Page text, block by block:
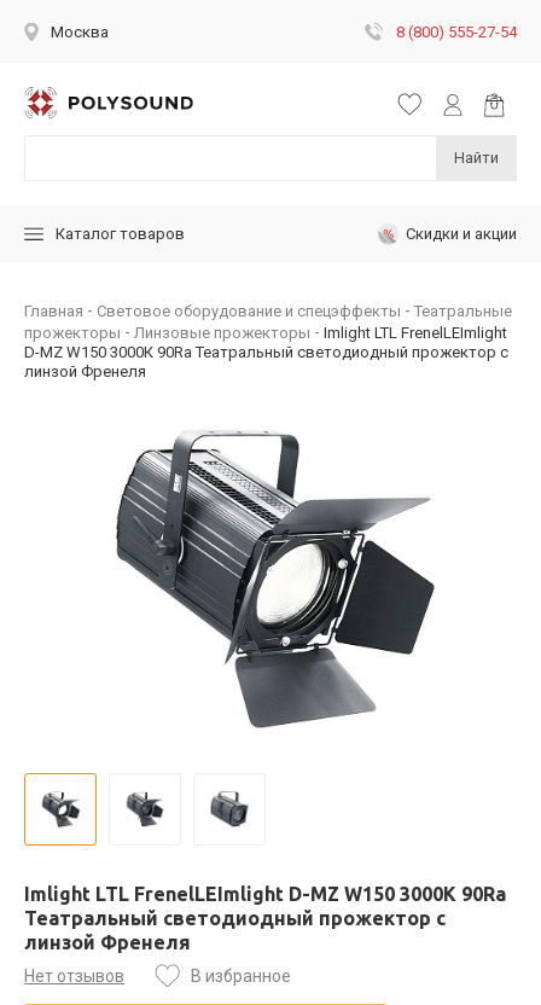
Москва 8 (800) 555-27-54
Найти
Каталог товаров Скидки и акции
Главная Световое оборудование и спецэффекты
Театральные
прожекторы
Линзовые прожекторы
Imlight LTL FrenelLEImlight
D-MZ W150 3000К 90Ra Театральный светодиодный прожектор с
линзой Френеля
Imlight LTL FrenelLEImlight D-MZ W150 3000К 90Ra
Театральный светодиодный прожектор с
линзой Френеля
Нет отзывов В избранное